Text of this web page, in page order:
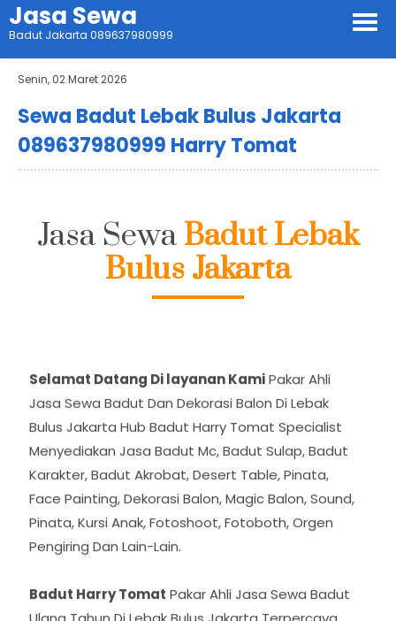
Jasa Sewa
Badut Jakarta 089637980999
Senin, 02 Maret 2026
Sewa Badut Lebak Bulus Jakarta
089637980999 Harry Tomat
Jasa Sewa Badut Lebak
Bulus Jakarta
Selamat Datang Di layanan KamiPakar Ahli
Jasa Sewa Badut Dan Dekorasi Balon Di Lebak
Bulus Jakarta Hub Badut Harry Tomat Specialist
Menyediakan Jasa Badut Mc, Badut Sulap, Badut
Karakter, Badut Akrobat, Desert Table, Pinata,
Face Painting, Dekorasi Balon, Magic Balon, Sound,
Pinata, Kursi Anak, Fotoshoot, Fotoboth, Orgen
Pengiring Dan Lain-Lain.
Badut Harry Tomat Pakar Ahli Jasa Sewa Badut
Ulang Tahun Di Lebak Bulus Jakarta Terpercaya